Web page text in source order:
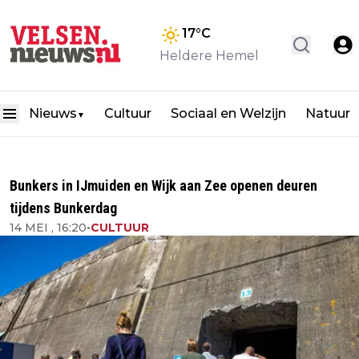
17°C
Heldere Hemel
Nieuws ▼ Cultuur Sociaal en Welzijn Natuur
Bunkers in IJmuiden en Wijk aan Zee openen deuren
tijdens Bunkerdag
14 MEI , 16:20•CULTUUR